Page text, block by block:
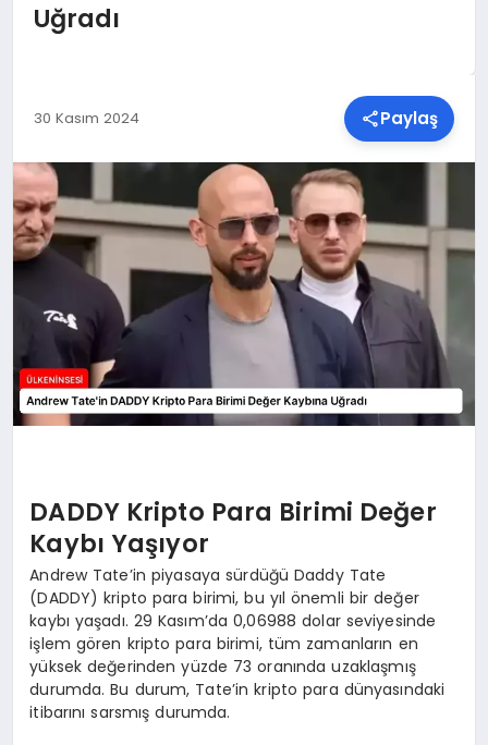
SAĞLIK
TEKNOLOJI
YAŞAM
MALATYA HABERLERI
Uğradı
30 Kasım 2024 Paylaş
DADDY Kripto Para Birimi Değer
Kaybı Yaşıyor
Andrew Tate’in piyasaya sürdüğü Daddy Tate
(DADDY) kripto para birimi, bu yıl önemli bir değer
kaybı yaşadı. 29 Kasım’da 0,06988 dolar seviyesinde
işlem gören kripto para birimi, tüm zamanların en
yüksek değerinden yüzde 73 oranında uzaklaşmış
durumda. Bu durum, Tate’in kripto para dünyasındaki
itibarını sarsmış durumda.